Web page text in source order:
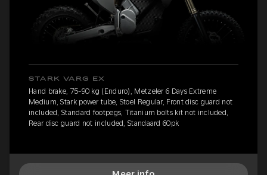
STARK VARG EX
Hand brake, 75-90 kg (Enduro), Metzeler 6 Days Extreme
Medium, Stark power tube, Stoel Regular, Front disc guard not
included, Standard footpegs, Titanium bolts kit not included,
Rear disc guard not included, Standaard 60pk